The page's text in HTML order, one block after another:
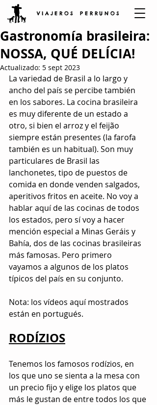
V I A J E R O S P E R R U N O S
Gastronomía brasileira:
NOSSA, QUÉ DELÍCIA!
Actualizado: 5 sept 2023
La variedad de Brasil a lo largo y
ancho del país se percibe también
en los sabores. La cocina brasileira
es muy diferente de un estado a
otro, si bien el arroz y el feijão
siempre están presentes (la farofa
también es un habitual). Son muy
particulares de Brasil las
lanchonetes, tipo de puestos de
comida en donde venden salgados,
aperitivos fritos en aceite. No voy a
hablar aquí de las cocinas de todos
los estados, pero sí voy a hacer
mención especial a Minas Geráis y
Bahía, dos de las cocinas brasileiras
más famosas. Pero primero
vayamos a algunos de los platos
típicos del país en su conjunto.
​Nota: los vídeos aquí mostrados
están en portugués.
RODÍZIOS
Tenemos los famosos rodízios, en
los que uno se sienta a la mesa con
un precio fijo y elige los platos que
más le gustan de entre todos los que